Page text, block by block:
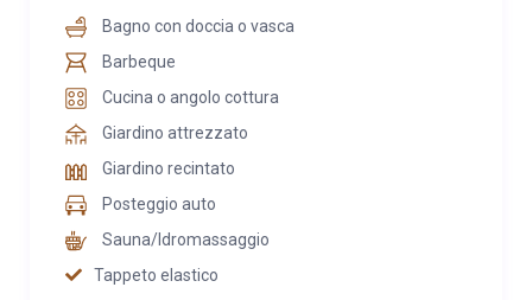
Bagno con doccia o vasca
Barbeque
Cucina o angolo cottura
Giardino attrezzato
Giardino recintato
Posteggio auto
Sauna/Idromassaggio
Tappeto elastico